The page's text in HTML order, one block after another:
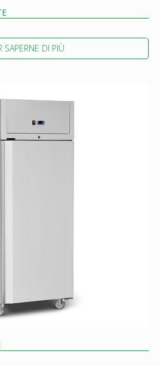
SAPERNE DI PIÙ